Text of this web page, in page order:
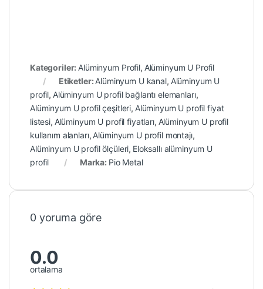
Kategoriler: Alüminyum Profil, Alüminyum U Profil
Etiketler: Alüminyum U kanal, Alüminyum U
profil, Alüminyum U profil bağlantı elemanları,
Alüminyum U profil çeşitleri, Alüminyum U profil fiyat
listesi, Alüminyum U profil fiyatları, Alüminyum U profil
kullanım alanları, Alüminyum U profil montajı,
Alüminyum U profil ölçüleri, Eloksallı alüminyum U
profil
Marka: Pio Metal
0 yoruma göre
0.0
ortalama